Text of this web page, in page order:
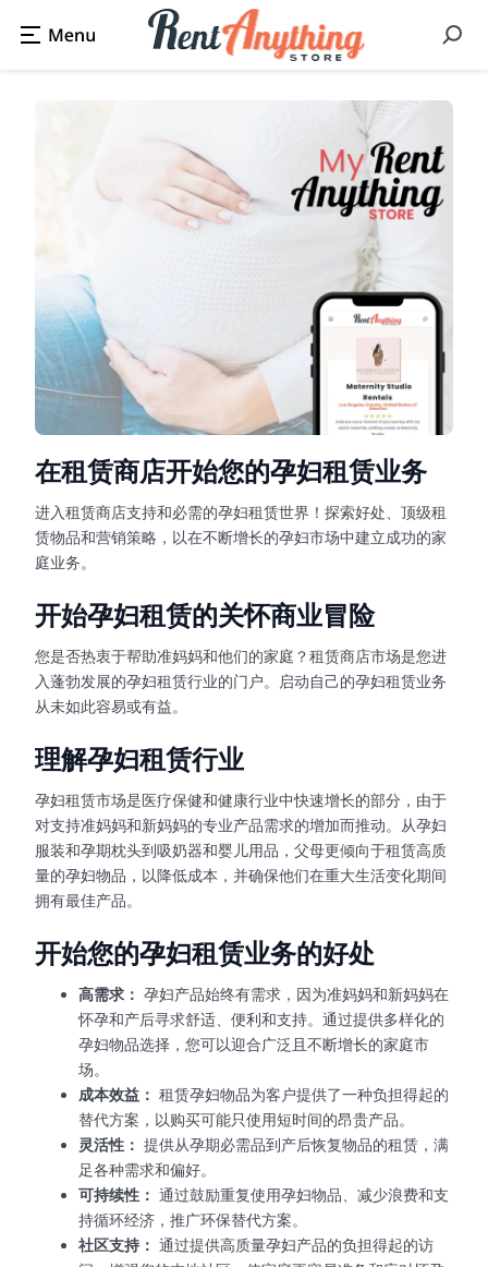
在租赁商店开始您的孕妇租赁业务
进入租赁商店支持和必需的孕妇租赁世界！探索好处、顶级租
赁物品和营销策略，以在不断增长的孕妇市场中建立成功的家
庭业务。
开始孕妇租赁的关怀商业冒险
您是否热衷于帮助准妈妈和他们的家庭？租赁商店市场是您进
入蓬勃发展的孕妇租赁行业的门户。启动自己的孕妇租赁业务
从未如此容易或有益。
理解孕妇租赁行业
孕妇租赁市场是医疗保健和健康行业中快速增长的部分，由于
对支持准妈妈和新妈妈的专业产品需求的增加而推动。从孕妇
服装和孕期枕头到吸奶器和婴儿用品，父母更倾向于租赁高质
量的孕妇物品，以降低成本，并确保他们在重大生活变化期间
拥有最佳产品。
开始您的孕妇租赁业务的好处
高需求： 孕妇产品始终有需求，因为准妈妈和新妈妈在
怀孕和产后寻求舒适、便利和支持。通过提供多样化的
孕妇物品选择，您可以迎合广泛且不断增长的家庭市
场。
成本效益： 租赁孕妇物品为客户提供了一种负担得起的
替代方案，以购买可能只使用短时间的昂贵产品。
灵活性： 提供从孕期必需品到产后恢复物品的租赁，满
足各种需求和偏好。
可持续性： 通过鼓励重复使用孕妇物品、减少浪费和支
持循环经济，推广环保替代方案。
社区支持： 通过提供高质量孕妇产品的负担得起的访